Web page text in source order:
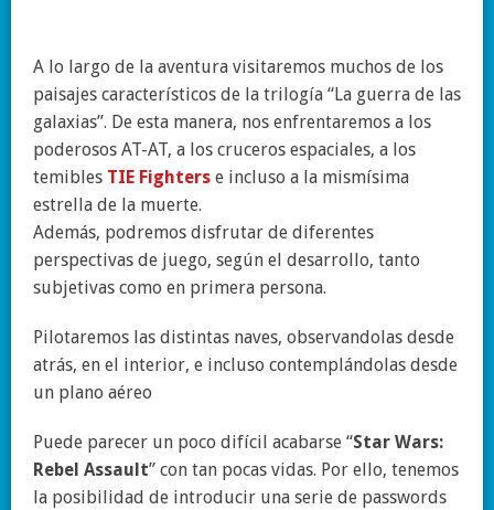
A lo largo de la aventura visitaremos muchos de los
paisajes característicos de la trilogía “La guerra de las
galaxias”. De esta manera, nos enfrentaremos a los
poderosos AT-AT, a los cruceros espaciales, a los
temibles TIE Fighters e incluso a la mismísima
estrella de la muerte.
Además, podremos disfrutar de diferentes
perspectivas de juego, según el desarrollo, tanto
subjetivas como en primera persona.
Pilotaremos las distintas naves, observandolas desde
atrás, en el interior, e incluso contemplándolas desde
un plano aéreo
Puede parecer un poco difícil acabarse “Star Wars:
Rebel Assaul t” con tan pocas vidas. Por ello, tenemos
la posibilidad de introducir una serie de passwords